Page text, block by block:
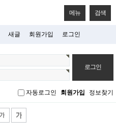
메뉴 검색
새글 회원가입 로그인
자동로그인 회원가입 정보찾기